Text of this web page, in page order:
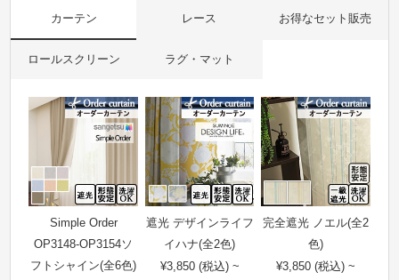
カーテン レース お得なセット販売
ロールスクリーン ラグ・マット
Simple Order
OP3148-OP3154ソ
フトシャイン(全6色)
遮光 デザインライフ
イハナ(全2色)
¥3,850 (税込) ~
完全遮光 ノエル(全2
色)
¥3,850 (税込) ~